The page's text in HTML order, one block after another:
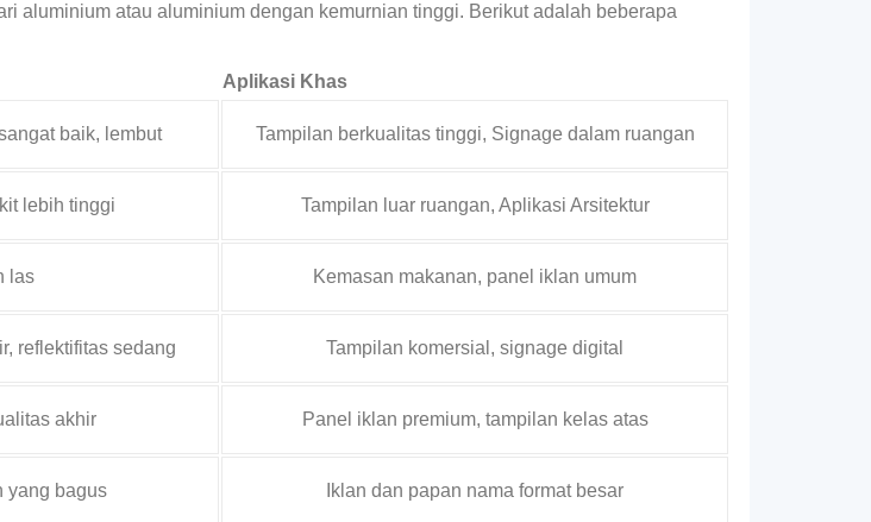
aluminium atau aluminium dengan kemurnian tinggi. Berikut adalah beberapa
Aplikasi Khas
baik, lembut Tampilan berkualitas tinggi, Signage dalam ruangan
lebih tinggi Tampilan luar ruangan, Aplikasi Arsitektur
las Kemasan makanan, panel iklan umum
reflektifitas sedang Tampilan komersial, signage digital
akhir Panel iklan premium, tampilan kelas atas
yang bagus Iklan dan papan nama format besar